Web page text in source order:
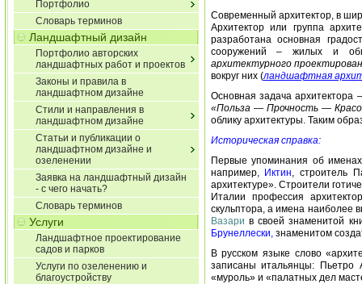
Портфолио
Словарь терминов
Ландшафтный дизайн
Портфолио авторских
ландшафтных работ и проектов
Законы и правила в
ландшафтном дизайне
Стили и направления в
ландшафтном дизайне
Статьи и публикации о
ландшафтном дизайне и
озеленении
Заявка на ландшафтный дизайн
- с чего начать?
Словарь терминов
Услуги
Ландшафтное проектирование
садов и парков
Услуги по озеленению и
благоустройству
Современный архитектор, в
Архитектор или группа
разработана основная
сооружений – жилых и
архитектурного
вокруг них (ландшафтная
Основная задача
«Польза — Прочность —
облику архитектуры. Таким
Историческая справка:
Первые упоминания об
например, Иктин, строитель
архитектуре». Строители
Италии профессия
скульптора, а имена наиболее
Вазари в своей знаменитой
Брунеллески,знаменитом
В русском языке слово
записаны итальянцы:
«муроль» и «палатных дел